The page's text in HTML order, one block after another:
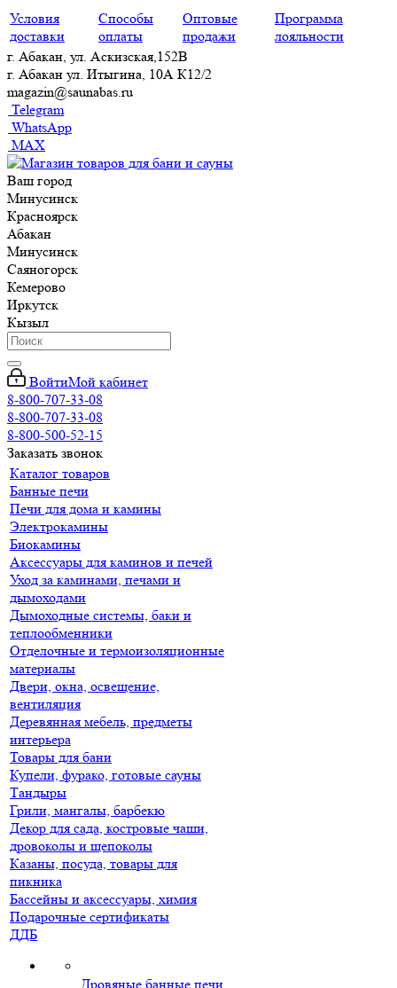
Условия
доставки
Способы
оплаты
Оптовые
продажи
Программа
лояльности
г. Абакан, ул. Аскизская,152В
г. Абакан ул. Итыгина, 10А К12/2
magazin@saunabas.ru
Telegram
WhatsApp
MAX
Ваш город
Минусинск
Красноярск
Абакан
Минусинск
Саяногорск
Кемерово
Иркутск
Кызыл
ВойтиМой кабинет
8-800-707-33-08
8-800-707-33-08
8-800-500-52-15
Заказать звонок
Каталог товаров
Банные печи
Печи для дома и камины
Электрокамины
Биокамины
Аксессуары для каминов и печей
Уход за каминами, печами и
дымоходами
Дымоходные системы, баки и
теплообменники
Отделочные и термоизоляционные
материалы
Двери, окна, освещение,
вентиляция
Деревянная мебель, предметы
интерьера
Товары для бани
Купели, фурако, готовые сауны
Тандыры
Грили, мангалы, барбекю
Декор для сада, костровые чаши,
дровоколы и щепоколы
Казаны, посуда, товары для
пикника
Бассейны и аксессуары, химия
Подарочные сертификаты
ДДБ
Дровяные банные печи